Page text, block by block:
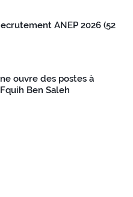
ANEP 2026 (52
ouvre des postes à
Ben Saleh